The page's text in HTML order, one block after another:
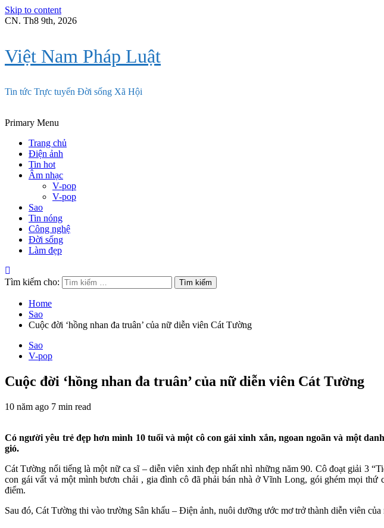
Skip to content
CN. Th8 9th, 2026
Việt Nam Pháp Luật
Tin tức Trực tuyến Đời sống Xã Hội
Primary Menu
Trang chủ
Điện ảnh
Tin hot
Âm nhạc
V-pop
V-pop
Sao
Tin nóng
Công nghệ
Đời sống
Làm đẹp
Tìm kiếm cho:
Home
Sao
Cuộc đời ‘hồng nhan đa truân’ của nữ diễn viên Cát Tường
Sao
V-pop
Cuộc đời ‘hồng nhan đa truân’ của nữ diễn viên Cát Tường
10 năm ago 7 min read
Có người yêu trẻ đẹp hơn mình 10 tuổi và một cô con gái xinh xắn, ngoan ngoãn và một
gió.
Cát Tường nổi tiếng là một nữ ca sĩ – diễn viên xinh đẹp nhất nhì những năm 90. Cô đoạt giải 3
con gái vất vả một mình bươn chải , gia đình cô đã phải bán nhà ở Vĩnh Long, gói ghém mọi
điểm.
Sau đó, Cát Tường thi vào trường Sân khấu – Điện ảnh, nuôi dưỡng ước mơ trở thành diễn viên của